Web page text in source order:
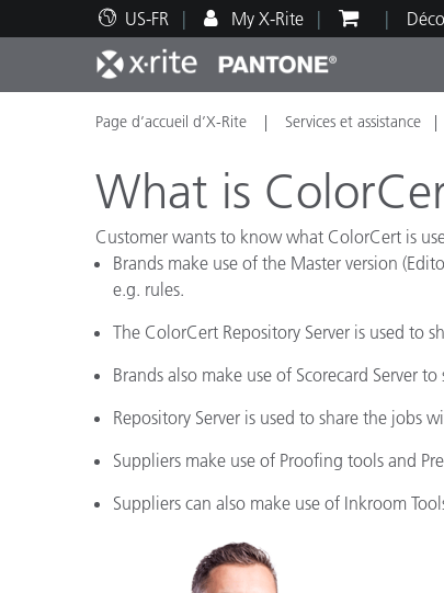
US-FR My X-Rite
Top Produits
Impression et Emballage
Automobile
Plastiques
Assistance technique
Ressources éducatives
Page d’accueil d’X-Rite Services et assistance
What is
Customer wants to know what ColorCert is
Brands make use of the Master version
e.g. rules.
The ColorCert Repository Server is used to
Brands also make use of Scorecard Server
Repository Server is used to share the jobs
Suppliers make use of Proofing tools and
Suppliers can also make use of Inkroom